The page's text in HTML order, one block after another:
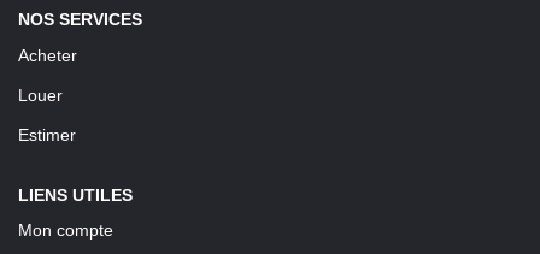
NOS SERVICES
Acheter
Louer
Estimer
LIENS UTILES
Mon compte